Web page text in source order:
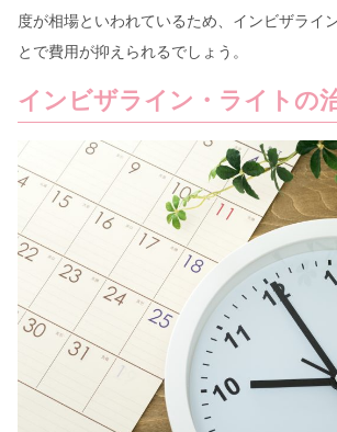
度が相場といわれているため、インビザライ
とで費用が抑えられるでしょう。
インビザライン・ライトの